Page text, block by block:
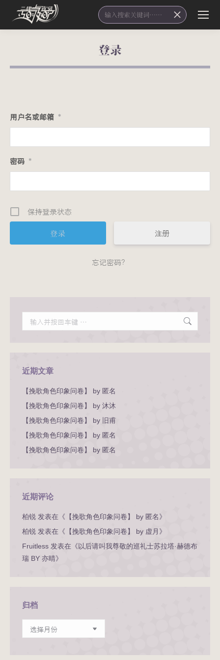
Search:
登录
您在这里：
用户名或邮箱 *
密码 *
保持登录状态
注册
忘记密码？
Search:
近期文章
【挽歌角色印象问卷】 by 匿名
【挽歌角色印象问卷】 by 沐沐
【挽歌角色印象问卷】 by 旧甫
【挽歌角色印象问卷】 by 匿名
【挽歌角色印象问卷】 by 匿名
近期评论
柏锐 发表在《 【挽歌角色印象问卷】 by 匿名》
柏锐 发表在《 【挽歌角色印象问卷】 by 虚月 》
Fruitless 发表在《以后请叫我尊敬的巡礼士苏拉塔·赫德布
瑞 BY 亦晴》
归档
档